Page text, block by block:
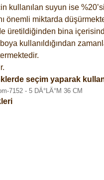
suyun ise
önemli miktarda
üretildiğinden bina
kullanıldığından
seçim yaparak